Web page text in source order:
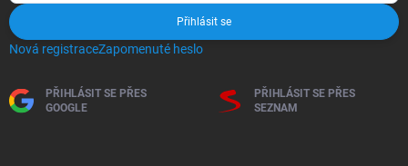
Přihlásit se
Nová registraceZapomenuté heslo
PŘIHLÁSIT SE PŘES
GOOGLE
PŘIHLÁSIT SE PŘES
SEZNAM